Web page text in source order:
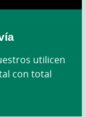
utilicen
con total